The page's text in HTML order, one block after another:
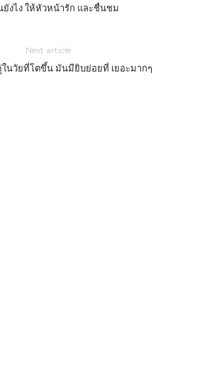
ยังไง ให้หัวหน้ารัก และชื่นชม
Next article
นวัยที่โตขึ้น มันมียิบย่อยที่ เยอะมากๆ